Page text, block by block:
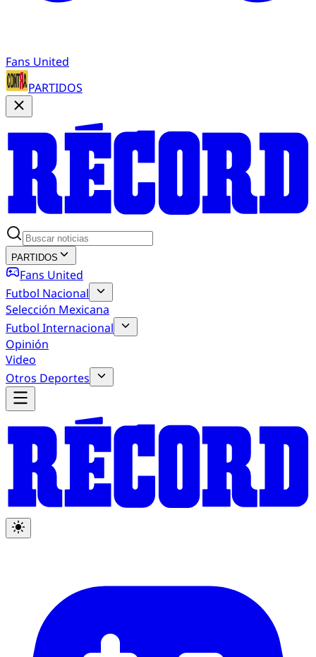
Fans United
PARTIDOS
PARTIDOS
Fans United
Futbol Nacional
Selección Mexicana
Futbol Internacional
Opinión
Video
Otros Deportes